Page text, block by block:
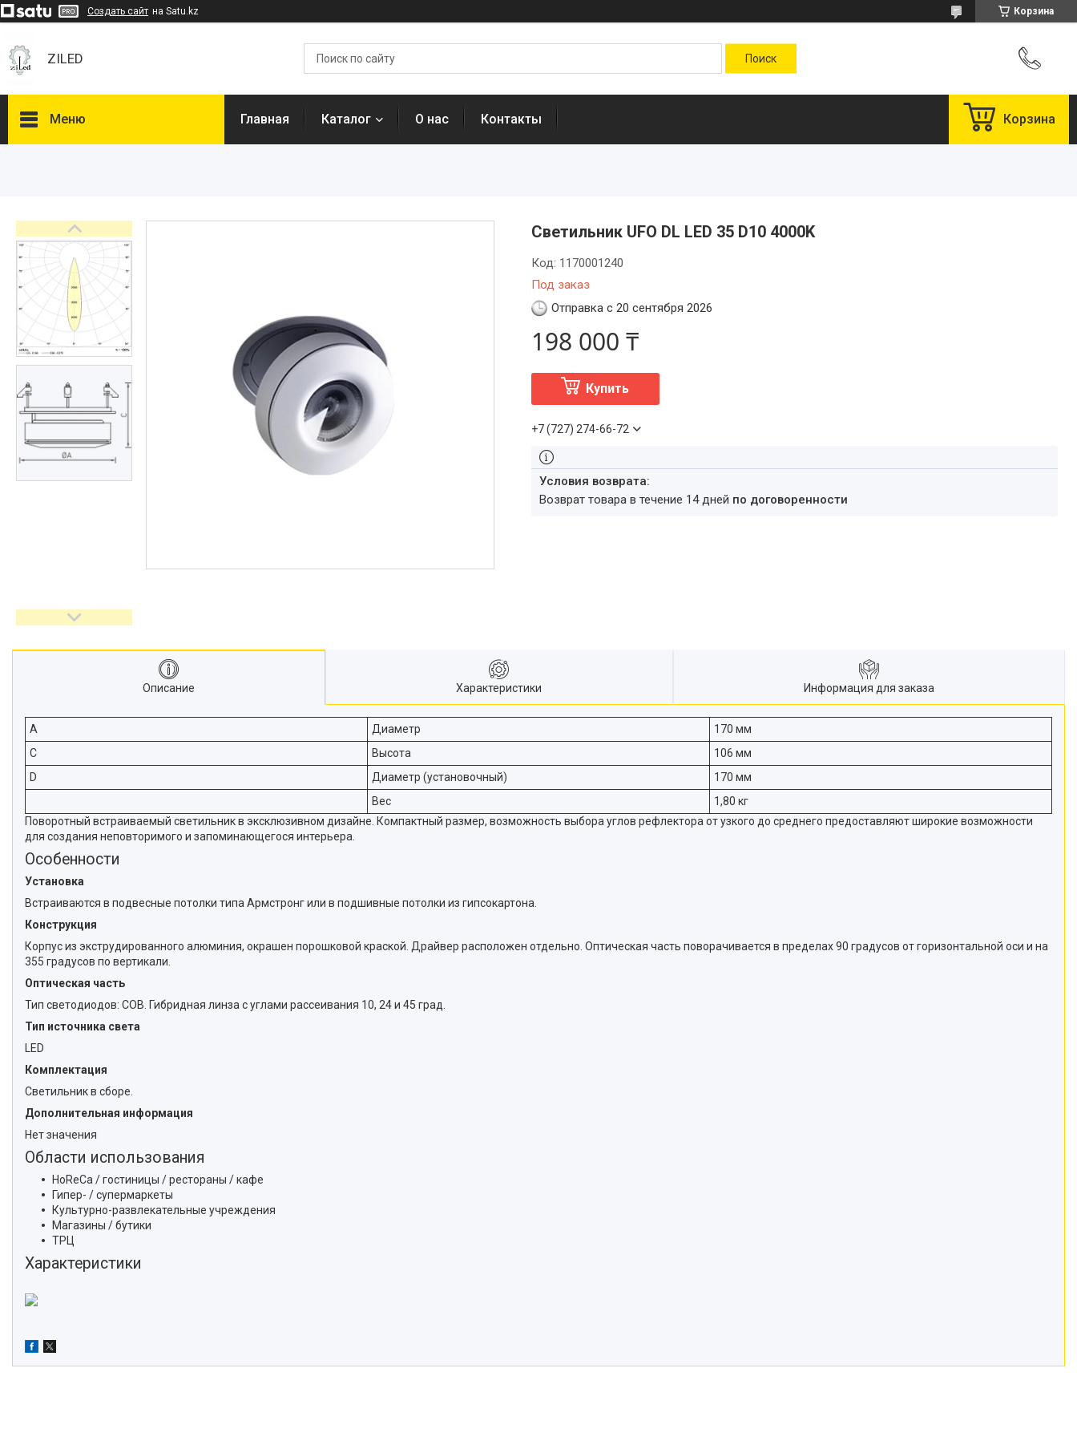
Создать сайт на Satu.kz Корзина
ZILED
Меню
ФАРЛАЙТ
АСТЗ
NLCO
INNOLUX
О нас
Отзывы
Главная Каталог О нас Контакты Корзина
Светильник UFO DL LED 35 D10 4000K
Под заказ
Код: 1170001240
Отправка с 20 сентября 2026
198 000 ₸
Купить
+7 (727) 274-66-72
возврат товара в течение 14 дней по договоренности
Описание Характеристики Информация для заказа
A Диаметр
170 мм
C
Высота
106 мм
D
Диаметр (установочный)
170 мм
Вес
1,80 кг
Поворотный встраиваемый светильник в эксклюзивном дизайне. Компактный размер, возможность выбора углов рефлектора от узкого до среднего предоставляют широкие возможности
для создания неповторимого и запоминающегося интерьера.
Особенности
Установка
Встраиваются в подвесные потолки типа Армстронг или в подшивные потолки из гипсокартона.
Конструкция
Корпус из экструдированного алюминия, окрашен порошковой краской. Драйвер расположен отдельно. Оптическая часть поворачивается в пределах 90 градусов от горизонтальной оси и на
355 градусов по вертикали.
Оптическая часть
Тип светодиодов: COB. Гибридная линза с углами рассеивания 10, 24 и 45 град.
Тип источника света
LED
Комплектация
Светильник в сборе.
Дополнительная информация
Нет значения
Области использования
HoReCa / гостиницы / рестораны / кафе
Гипер- / супермаркеты
Культурно-развлекательные учреждения
Магазины / бутики
ТРЦ
Характеристики